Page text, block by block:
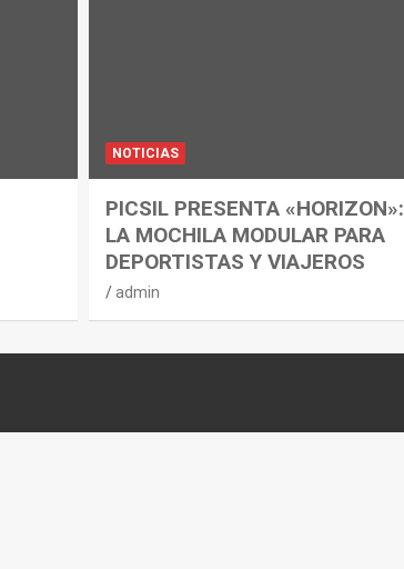
NOTICIAS
PICSIL PRESENTA «HORIZON»:
LA MOCHILA MODULAR PARA
DEPORTISTAS Y VIAJEROS
admin